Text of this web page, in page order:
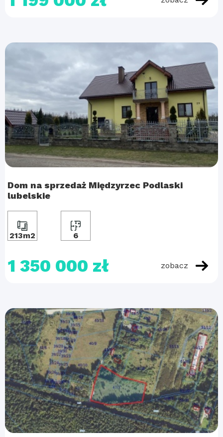
Dom na sprzedaż Międzyrzec Podlaski
lubelskie
213m2 6
1 350 000 zł zobacz